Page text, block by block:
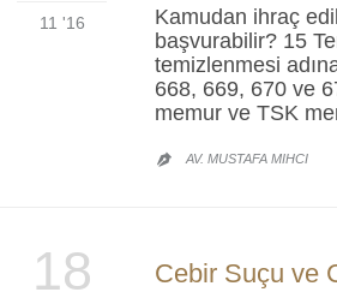
11 '16
Kamudan ihraç
başvurabilir? 15
temizlenmesi
668, 669, 670 ve
memur ve TSK
 AV. MUSTAFA MIHCI
18 Cebir Suçu ve